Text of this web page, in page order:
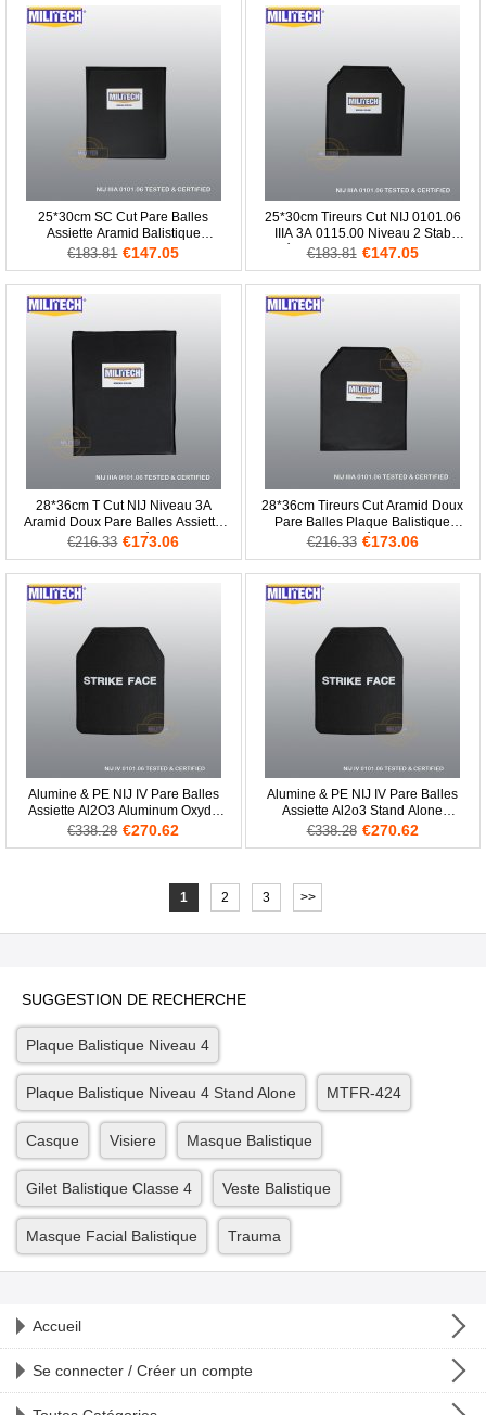
25*30cm SC Cut Pare Balles
Assiette Aramid Balistique
Panneau E2 Niveau 2 Stab
€183.81 €147.05
25*30cm Tireurs Cut NIJ 0101.06
IIIA 3A 0115.00 Niveau 2 Stab
Résistant Pare Balles Assiette
€183.81 €147.05
28*36cm T Cut NIJ Niveau 3A
Aramid Doux Pare Balles Assiette
0115.00 Niv.2 Stab Résistant Corps
€216.33 €173.06
28*36cm Tireurs Cut Aramid Doux
Pare Balles Plaque Balistique
Niveau 2 Stab Résistant Armure
€216.33 €173.06
Alumine & PE NIJ IV Pare Balles
Assiette Al2O3 Aluminum Oxyde
Stand Alone Balistique Panneau
€338.28 €270.62
Alumine & PE NIJ IV Pare Balles
Assiette Al2o3 Stand Alone
Balistique Panneau Niveau 4
€338.28 €270.62
1 2 3 >>
SUGGESTION DE RECHERCHE
Plaque Balistique Niveau 4
Plaque Balistique Niveau 4 Stand Alone MTFR-424
Casque Visiere Masque Balistique
Gilet Balistique Classe 4 Veste Balistique
Masque Facial Balistique Trauma
Accueil
Se connecter / Créer un compte